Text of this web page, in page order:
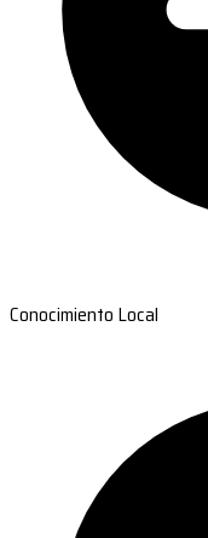
Conocimiento Local